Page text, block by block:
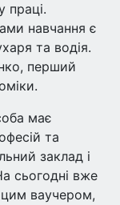
праці.
навчання є
та водія.
перший
має
та
заклад і
сьогодні вже
цим ваучером,